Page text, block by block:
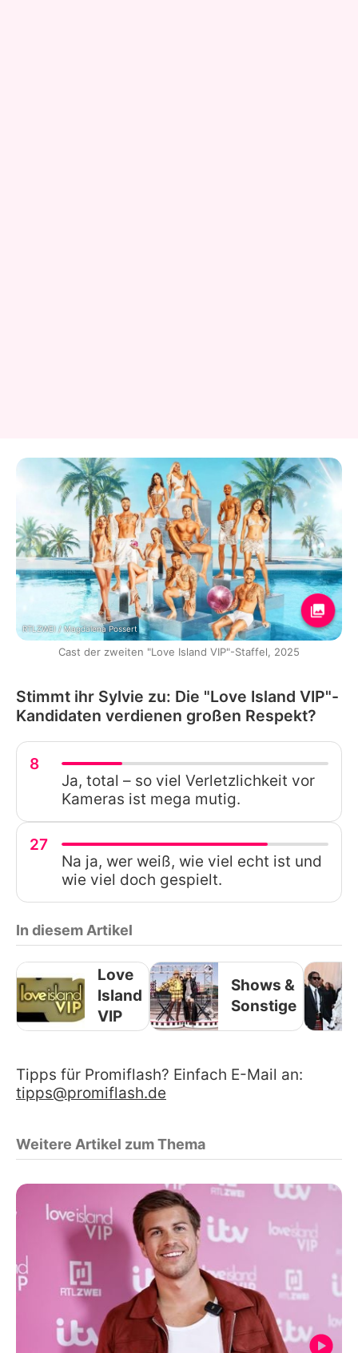
RTLZWEI / Magdalena Possert
Cast der zweiten "Love Island VIP"-Staffel, 2025
Stimmt ihr Sylvie zu: Die "Love Island VIP"-
Kandidaten verdienen großen Respekt?
8
Ja, total – so viel Verletzlichkeit vor
Kameras ist mega mutig.
27
Na ja, wer weiß, wie viel echt ist und
wie viel doch gespielt.
In diesem Artikel
Love
Island
VIP
Shows &
Sonstige
Tipps für Promiflash? Einfach E-Mail an:
tipps@promiflash.de
Weitere Artikel zum Thema